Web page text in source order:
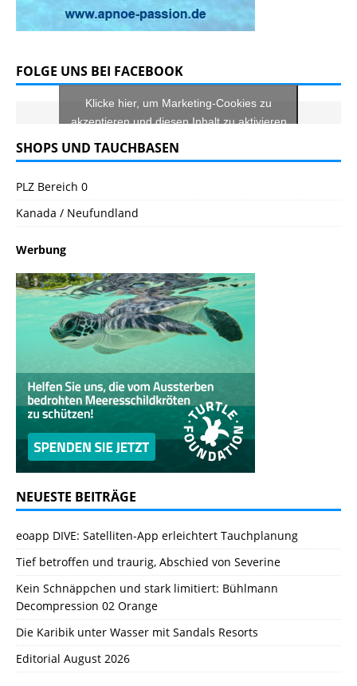
FOLGE UNS BEI FACEBOOK
Klicke hier, um Marketing-Cookies zu
akzeptieren und diesen Inhalt zu aktivieren
SHOPS UND TAUCHBASEN
PLZ Bereich 0
Kanada / Neufundland
Werbung
NEUESTE BEITRÄGE
eoapp DIVE: Satelliten-App erleichtert Tauchplanung
Tief betroffen und traurig, Abschied von Severine
Kein Schnäppchen und stark limitiert: Bühlmann
Decompression 02 Orange
Die Karibik unter Wasser mit Sandals Resorts
Editorial August 2026